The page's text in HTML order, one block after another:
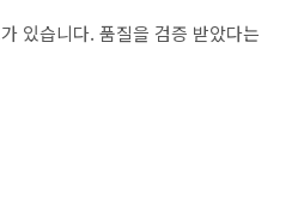
있습니다. 품질을 검증 받았다는